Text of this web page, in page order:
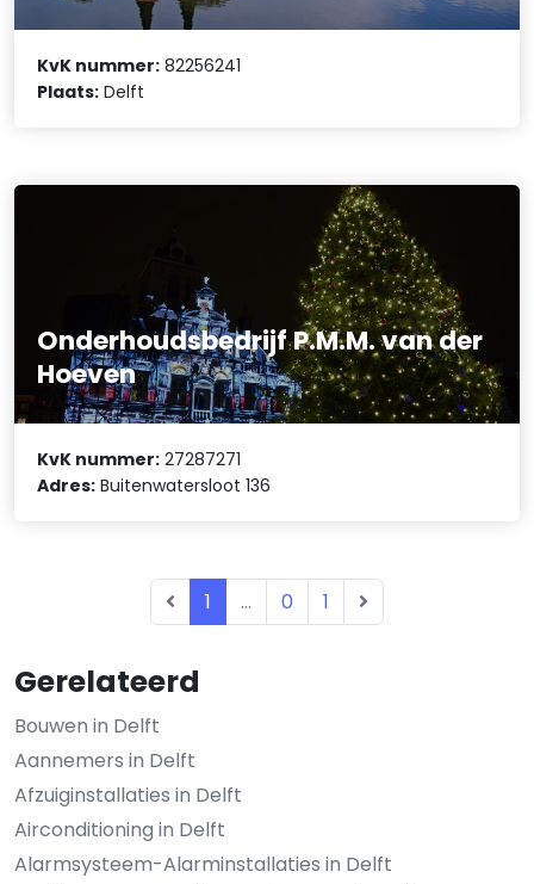
Gerelateerd
Bouwen in Delft
Aannemers in Delft
Afzuiginstallaties in Delft
Airconditioning in Delft
Alarmsysteem-Alarminstallaties in Delft
KvK nummer: 82256241
Plaats: Delft
Onderhoudsbedrijf P.M.M. van der
Hoeven
KvK nummer: 27287271
Adres: Buitenwatersloot 136
1 ... 0 1